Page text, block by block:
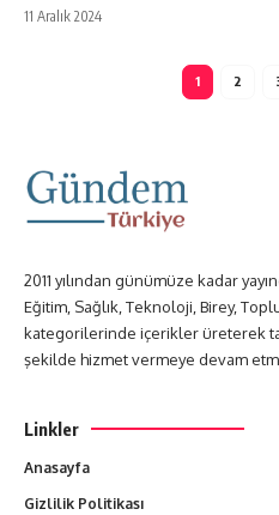
11 Aralık 2024
1 2
2011 yılından günümüze kadar
Eğitim, Sağlık, Teknoloji, Birey,
kategorilerinde içerikler üreterek
şekilde hizmet vermeye devam
Linkler
Anasayfa
Gizlilik Politikası